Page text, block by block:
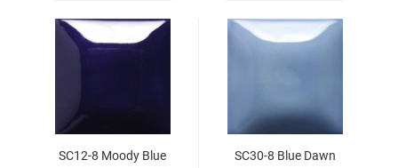
SC12-8 Moody Blue SC30-8 Blue Dawn